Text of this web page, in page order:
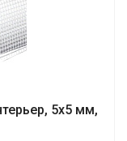
5х5 мм,